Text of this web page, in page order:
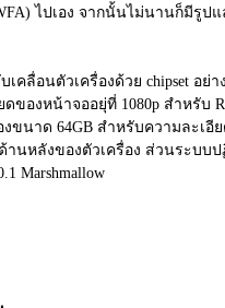
ไปเอง จากนั้นไม่นานก็มีรูปแ
คลื่อนตัวเครื่องด้วย chipset อย่า
ของหน้าจออยุ่ที่ 1080p สำหรับ
นาด 64GB สำหรับความละเอี
านหลังของตัวเครื่อง ส่วนระบบ
Marshmallow